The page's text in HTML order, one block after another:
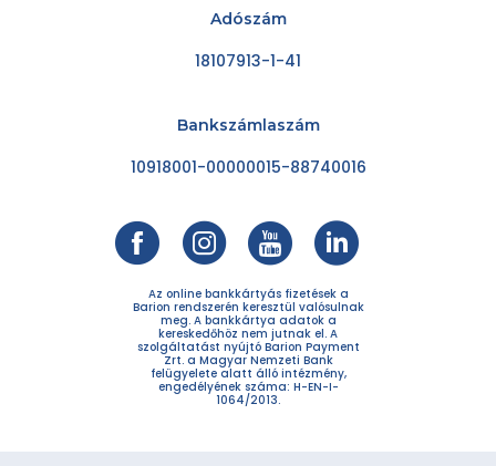
Adószám
18107913-1-41
Bankszámlaszám
10918001-00000015-88740016
Az online bankkártyás fizetések a
Barion rendszerén keresztül valósulnak
meg. A bankkártya adatok a
kereskedőhöz nem jutnak el. A
szolgáltatást nyújtó Barion Payment
Zrt. a Magyar Nemzeti Bank
felügyelete alatt álló intézmény,
engedélyének száma: H-EN-I-
1064/2013.